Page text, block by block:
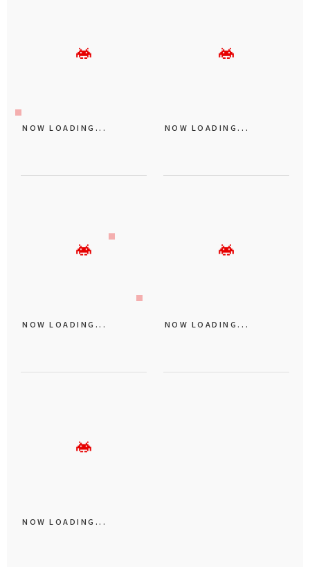
NOW LOADING... NOW LOADING...
NOW LOADING... NOW LOADING...
NOW LOADING...